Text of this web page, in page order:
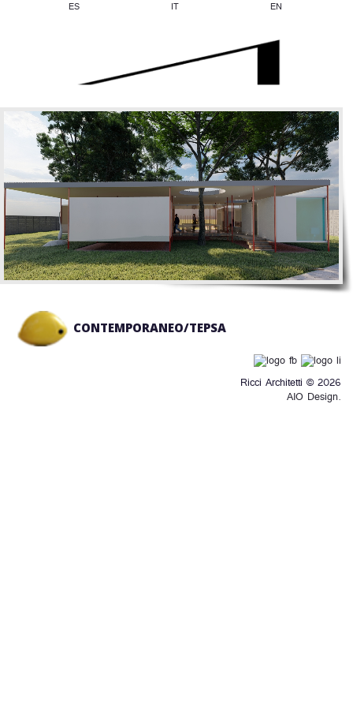
ES IT EN
CONTEMPORANEO/TEPSA
Ricci Architetti © 2026
AIO Design.